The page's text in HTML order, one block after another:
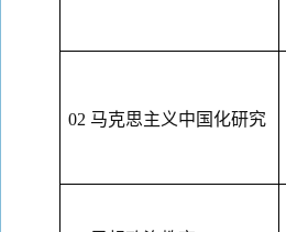
02 马克思主义中国化研究